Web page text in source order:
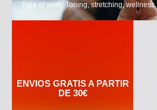
Type of work: Toning, stretching, wellness.
ENVIOS GRATIS A PARTIR
DE 30€